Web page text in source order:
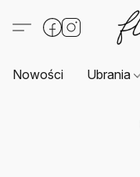
Nowości Ubrania